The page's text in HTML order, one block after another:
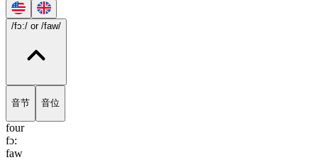
/fɔ:/ or /faw/
音节 音位
four
fɔ:
faw